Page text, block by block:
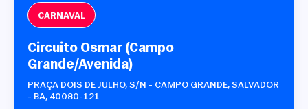
CARNAVAL
Circuito Osmar (Campo
Grande/Avenida)
PRAÇA DOIS DE JULHO, S/N - CAMPO GRANDE, SALVADOR
- BA, 40080-121